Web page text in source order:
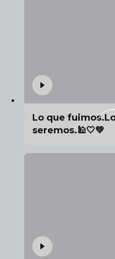
Lo que
seremos.🕌🤍💚